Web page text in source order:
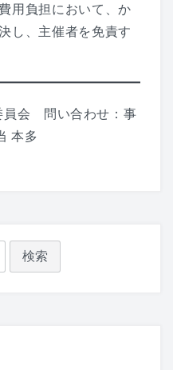
用負担において、か
し、主催者を免責す
員会 問い合わせ：事
本多